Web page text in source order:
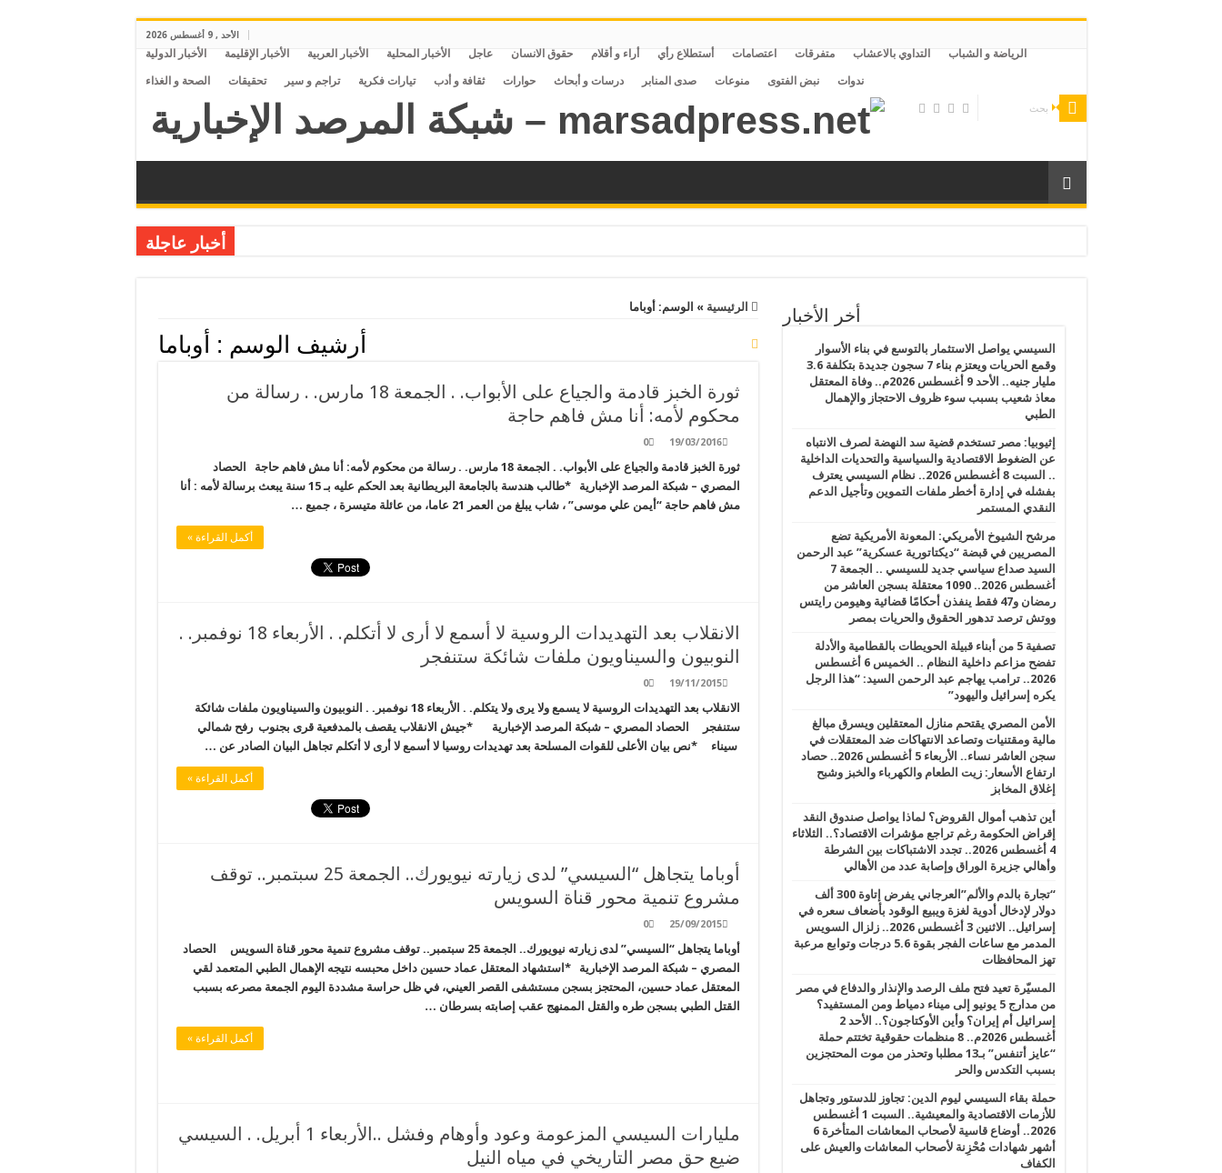
الأحد , 9 أغسطس 2026
الأخبار الدولية الأخبار الإقليمة الأخبار العربية الأخبار المحلية عاجل حقوق الانسان أراء و أقلام أستطلاع رأي اعتصامات متفرقات التداوي بالاعشاب الرياضة و الشباب
الصحة و الغذاء تحقيقات تراجم و سير تيارات فكرية ثقافة و أدب حوارات درسات و أبحاث صدى المنابر منوعات نبض الفتوى ندوات
أخبار عاجلة
المائي”: خطاب بدر عبدالعاطي عن القانون الدولي يصطدم بواقع الملء الأحادي وسد النهضة يراكم المخاطر
الرئيسية » الوسم:أوباما
أرشيف الوسم : أوباما
ثورة الخبز قادمة والجياع على الأبواب. . الجمعة 18 مارس. . رسالة من
محكوم لأمه: أنا مش فاهم حاجة
19/03/2016
0
ثورة الخبز قادمة والجياع على الأبواب. . الجمعة 18 مارس. . رسالة من محكوم لأمه: أنا مش فاهم حاجة الحصاد
المصري – شبكة المرصد الإخبارية *طالب هندسة بالجامعة البريطانية بعد الحكم عليه بـ 15 سنة يبعث برسالة لأمه : أنا
مش فاهم حاجة “أيمن علي موسى” ، شاب يبلغ من العمر 21 عاما، من عائلة متيسرة ، جميع …
أكمل القراءة »
الانقلاب بعد التهديدات الروسية لا أسمع لا أرى لا أتكلم. . الأربعاء 18 نوفمبر. .
النوبيون والسيناويون ملفات شائكة ستنفجر
19/11/2015
0
الانقلاب بعد التهديدات الروسية لا يسمع ولا يرى ولا يتكلم. . الأربعاء 18 نوفمبر. . النوبيون والسيناويون ملفات شائكة
ستنفجر الحصاد المصري – شبكة المرصد الإخبارية *جيش الانقلاب يقصف بالمدفعية قرى بجنوب رفح شمالي
سيناء *نص بيان الأعلى للقوات المسلحة بعد تهديدات روسيا لا أسمع لا أرى لا أتكلم تجاهل البيان الصادر عن …
أكمل القراءة »
أوباما يتجاهل “السيسي” لدى زيارته نيويورك.. الجمعة 25 سبتمبر.. توقف
مشروع تنمية محور قناة السويس
25/09/2015
0
أوباما يتجاهل “السيسي” لدى زيارته نيويورك.. الجمعة 25 سبتمبر.. توقف مشروع تنمية محور قناة السويس الحصاد
المصري – شبكة المرصد الإخبارية *استشهاد المعتقل عماد حسين داخل محبسه نتيجه الإهمال الطبي المتعمد لقي
المعتقل عماد حسين، المحتجز بسجن مستشفى القصر العيني، في ظل حراسة مشددة اليوم الجمعة مصرعه بسبب
القتل الطبي بسجن طره والقتل الممنهج عقب إصابته بسرطان …
أكمل القراءة »
مليارات السيسي المزعومة وعود وأوهام وفشل ..الأربعاء 1 أبريل. . السيسي
ضيع حق مصر التاريخي في مياه النيل
أخر الأخبار
السيسي يواصل الاستثمار بالتوسع في بناء الأسوار
وقمع الحريات ويعتزم بناء 7 سجون جديدة بتكلفة 3.6
مليار جنيه.. الأحد 9 أغسطس 2026م.. وفاة المعتقل
معاذ شعيب بسبب سوء ظروف الاحتجاز والإهمال
الطبي
إثيوبيا: مصر تستخدم قضية سد النهضة لصرف الانتباه
عن الضغوط الاقتصادية والسياسية والتحديات الداخلية
.. السبت 8 أغسطس 2026.. نظام السيسي يعترف
بفشله في إدارة أخطر ملفات التموين وتأجيل الدعم
النقدي المستمر
مرشح الشيوخ الأمريكي: المعونة الأمريكية تضع
المصريين في قبضة “ديكتاتورية عسكرية” عبد الرحمن
السيد صداع سياسي جديد للسيسي .. الجمعة 7
أغسطس 2026.. 1090 معتقلة بسجن العاشر من
رمضان و47 فقط ينفذن أحكامًا قضائية وهيومن رايتس
ووتش ترصد تدهور الحقوق والحريات بمصر
تصفية 5 من أبناء قبيلة الحويطات بالقطامية والأدلة
تفضح مزاعم داخلية النظام .. الخميس 6 أغسطس
2026.. ترامب يهاجم عبد الرحمن السيد: “هذا الرجل
يكره إسرائيل واليهود”
الأمن المصري يقتحم منازل المعتقلين ويسرق مبالغ
مالية ومقتنيات وتصاعد الانتهاكات ضد المعتقلات في
سجن العاشر نساء.. الأربعاء 5 أغسطس 2026.. حصاد
ارتفاع الأسعار: زيت الطعام والكهرباء والخبز وشبح
إغلاق المخابز
أين تذهب أموال القروض؟ لماذا يواصل صندوق النقد
إقراض الحكومة رغم تراجع مؤشرات الاقتصاد؟.. الثلاثاء
4 أغسطس 2026.. تجدد الاشتباكات بين الشرطة
وأهالي جزيرة الوراق وإصابة عدد من الأهالي
“تجارة بالدم والألم”العرجاني يفرض إتاوة 300 ألف
دولار لإدخال أدوية لغزة ويبيع الوقود بأضعاف سعره في
إسرائيل.. الاثنين 3 أغسطس 2026.. زلزال السويس
المدمر مع ساعات الفجر بقوة 5.6 درجات وتوابع مرعبة
تهز المحافظات
المسيّرة تعيد فتح ملف الرصد والإنذار والدفاع في مصر
من مدارج 5 يونيو إلى ميناء دمياط ومن المستفيد؟
إسرائيل أم إيران؟ وأين الأوكتاجون؟.. الأحد 2
أغسطس 2026م.. 8 منظمات حقوقية تختتم حملة
“عايز أتنفس” بـ13 مطلبا وتحذر من موت المحتجزين
بسبب التكدس والحر
حملة بقاء السيسي ليوم الدين: تجاوز للدستور وتجاهل
للأزمات الاقتصادية والمعيشية.. السبت 1 أغسطس
2026.. أوضاع قاسية لأصحاب المعاشات المتأخرة 6
أشهر شهادات مُحْزِنة لأصحاب المعاشات والعيش على
الكفاف